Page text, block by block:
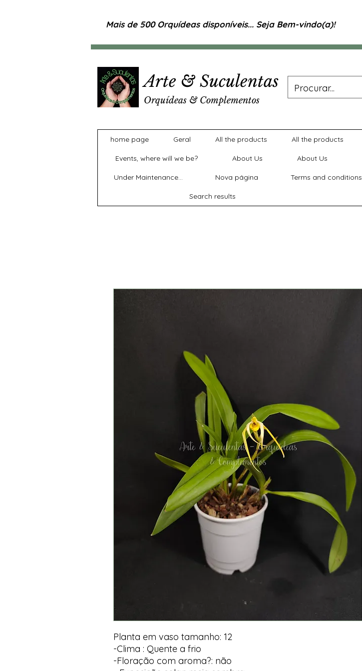
Mais de 500 Orquídeas disponíveis... Seja Bem-vindo(a)!
Arte & Suculentas
Orquídeas & Complementos
home page Geral All the products All the products
Events, where will we be? About Us About Us
Under Maintenance... Nova página Terms and conditions
Search results
Planta em vaso tamanho: 12
-Clima : Quente a frio
-Floração com aroma?: não